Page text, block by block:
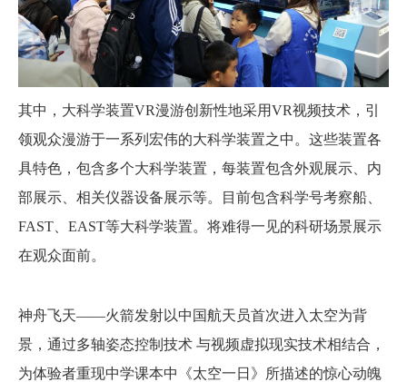
其中，大科学装置VR漫游创新性地采用VR视频技术，引
领观众漫游于一系列宏伟的大科学装置之中。这些装置各
具特色，包含多个大科学装置，每装置包含外观展示、内
部展示、相关仪器设备展示等。目前包含科学号考察船、
FAST、EAST等大科学装置。将难得一见的科研场景展示
在观众面前。
神舟飞天——火箭发射以中国航天员首次进入太空为背
景，通过多轴姿态控制技术 与视频虚拟现实技术相结合，
为体验者重现中学课本中《太空一日》所描述的惊心动魄